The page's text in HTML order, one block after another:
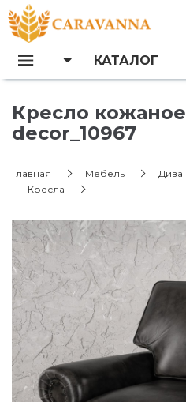
КАТАЛОГ
Кресло кожаное
decor_10967
Главная Мебель
Кресла